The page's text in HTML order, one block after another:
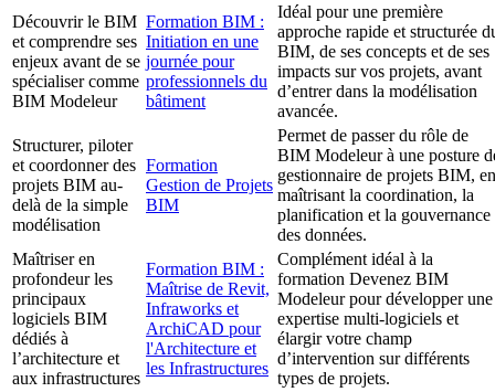
Découvrir le BIM
et comprendre ses
enjeux avant de se
spécialiser comme
BIM Modeleur
Formation BIM :
Initiation en une
journée pour
professionnels du
bâtiment
Idéal pour une première
approche rapide et structurée
BIM, de ses concepts et de ses
impacts sur vos projets, avant
d’entrer dans la modélisation
avancée.
Structurer, piloter
et coordonner des
projets BIM au-
delà de la simple
modélisation
Formation
Gestion de Projets
BIM
Permet de passer du rôle de
BIM Modeleur à une posture
gestionnaire de projets BIM, en
maîtrisant la coordination, la
planification et la gouvernance
des données.
Maîtriser en
profondeur les
principaux
logiciels BIM
dédiés à
l’architecture et
aux infrastructures
Formation BIM :
Maîtrise de Revit,
Infraworks et
ArchiCAD pour
l'Architecture et
les Infrastructures
Complément idéal à la
formation Devenez BIM
Modeleur pour développer une
expertise multi-logiciels et
élargir votre champ
d’intervention sur différents
types de projets.